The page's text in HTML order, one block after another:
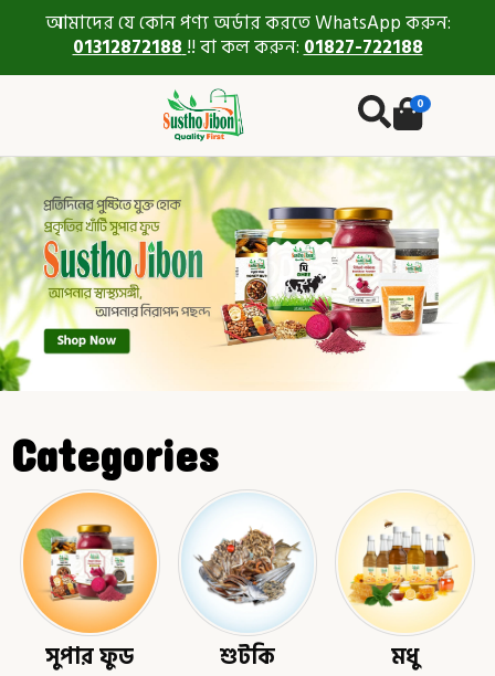
আমাদের যে কোন পণ্য অর্ডার করতে WhatsApp করুন:
01312872188!! বা কল করুন:01827-722188
0
Categories
সুপার ফুড শুটকি মধু